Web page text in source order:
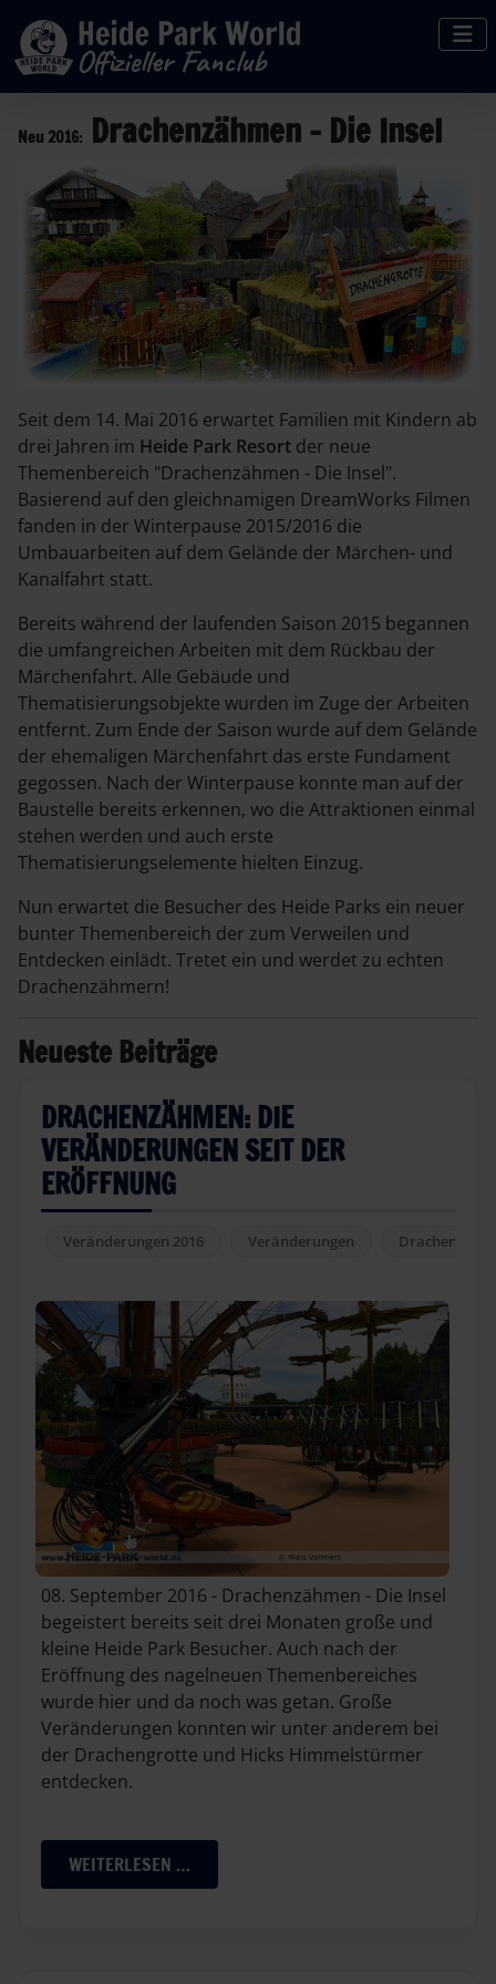
Neu 2016: Drachenzähmen - Die Insel
Seit dem 14. Mai 2016 erwartet Familien mit Kindern ab
drei Jahren im Heide Park Resort der neue
Themenbereich "Drachenzähmen - Die Insel".
Basierend auf den gleichnamigen DreamWorks Filmen
fanden in der Winterpause 2015/2016 die
Umbauarbeiten auf dem Gelände der Märchen- und
Kanalfahrt statt.
Bereits während der laufenden Saison 2015 begannen
die umfangreichen Arbeiten mit dem Rückbau der
Märchenfahrt. Alle Gebäude und
Thematisierungsobjekte wurden im Zuge der Arbeiten
entfernt. Zum Ende der Saison wurde auf dem Gelände
der ehemaligen Märchenfahrt das erste Fundament
gegossen. Nach der Winterpause konnte man auf der
Baustelle bereits erkennen, wo die Attraktionen einmal
stehen werden und auch erste
Thematisierungselemente hielten Einzug.
Nun erwartet die Besucher des Heide Parks ein neuer
bunter Themenbereich der zum Verweilen und
Entdecken einlädt. Tretet ein und werdet zu echten
Drachenzähmern!
Neueste Beiträge
DRACHENZÄHMEN: DIE
VERÄNDERUNGEN SEIT DER
ERÖFFNUNG
Veränderungen 2016 Veränderungen
08. September 2016 - Drachenzähmen - Die Insel
begeistert bereits seit drei Monaten große und
kleine Heide Park Besucher. Auch nach der
Eröffnung des nagelneuen Themenbereiches
wurde hier und da noch was getan. Große
Veränderungen konnten wir unter anderem bei
der Drachengrotte und Hicks Himmelstürmer
entdecken.
WEITERLESEN …